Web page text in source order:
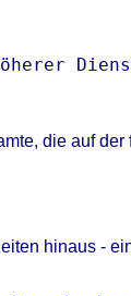
die auf der
hinaus -